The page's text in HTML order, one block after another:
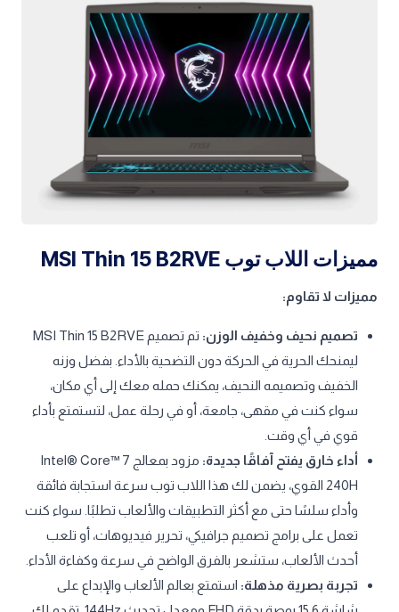
مميزات اللاب توب MSI Thin 15 B2RVE
مميزات لا تقاوم:
تصميم نحيف وخفيف الوزن:
تم تصميم MSI Thin 15 B2RVE
ليمنحك الحرية في الحركة دون التضحية بالأداء. بفضل وزنه
الخفيف وتصميمه النحيف، يمكنك حمله معك إلى أي مكان،
سواء كنت في مقهى، جامعة، أو في رحلة عمل، لتستمتع بأداء
قوي في أي وقت.
أداء خارق يفتح آفاقًا جديدة:
مزود بمعالج Intel® Core™ 7
240H القوي، يضمن لك هذا اللاب توب سرعة استجابة فائقة
وأداء سلسًا حتى مع أكثر التطبيقات والألعاب تطلبًا. سواء كنت
تعمل على برامج تصميم جرافيكي، تحرير فيديوهات، أو تلعب
أحدث الألعاب، ستشعر بالفرق الواضح في سرعة وكفاءة الأداء.
تجربة بصرية مذهلة: استمتع بعالم الألعاب والإبداع على